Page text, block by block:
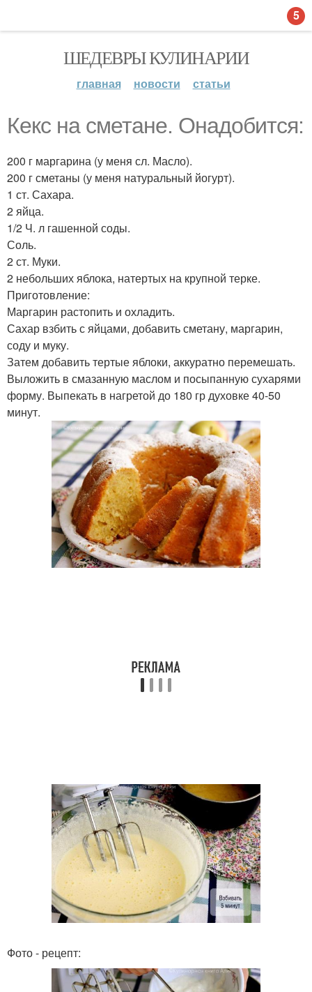
ШЕДЕВРЫ КУЛИНАРИИ
главная новости статьи
Кекс на сметане. Онадобится:
200 г маргарина (у меня сл. Масло).
200 г сметаны (у меня натуральный йогурт).
1 ст. Сахара.
2 яйца.
1/2 Ч. л гашенной соды.
Соль.
2 ст. Муки.
2 небольших яблока, натертых на крупной терке.
Приготовление:
Маргарин растопить и охладить.
Сахар взбить с яйцами, добавить сметану, маргарин,
соду и муку.
Затем добавить тертые яблоки, аккуратно перемешать.
Выложить в смазанную маслом и посыпанную сухарями
форму. Выпекать в нагретой до 180 гр духовке 40-50
минут.
Фото - рецепт:
5